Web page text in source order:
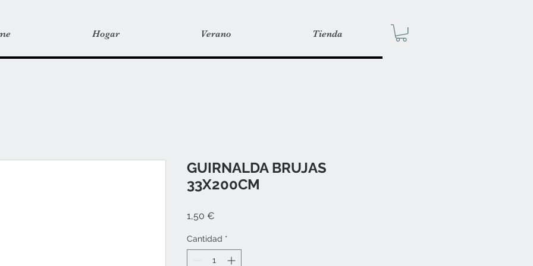
Hogar Verano Tienda
GUIRNALDA BRUJAS
33X200CM
1,50 €
Cantidad *